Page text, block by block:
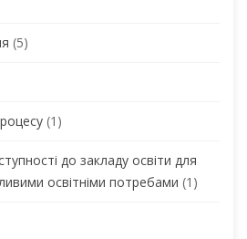
(5)
(1)
до закладу освіти для
освітніми потребами (1)